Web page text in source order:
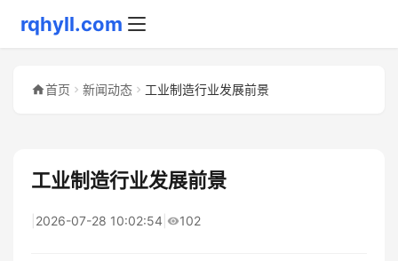
rqhyll.com
首页 新闻动态 工业制造行业发展前景
工业制造行业发展前景
2026-07-28 10:02:54 102